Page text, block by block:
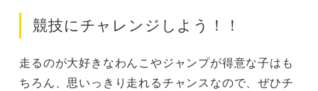
競技にチャレンジしよう！！
走るのが大好きなわんこやジャンプが得意な子はも
ちろん、思いっきり走れるチャンスなので、ぜひチ